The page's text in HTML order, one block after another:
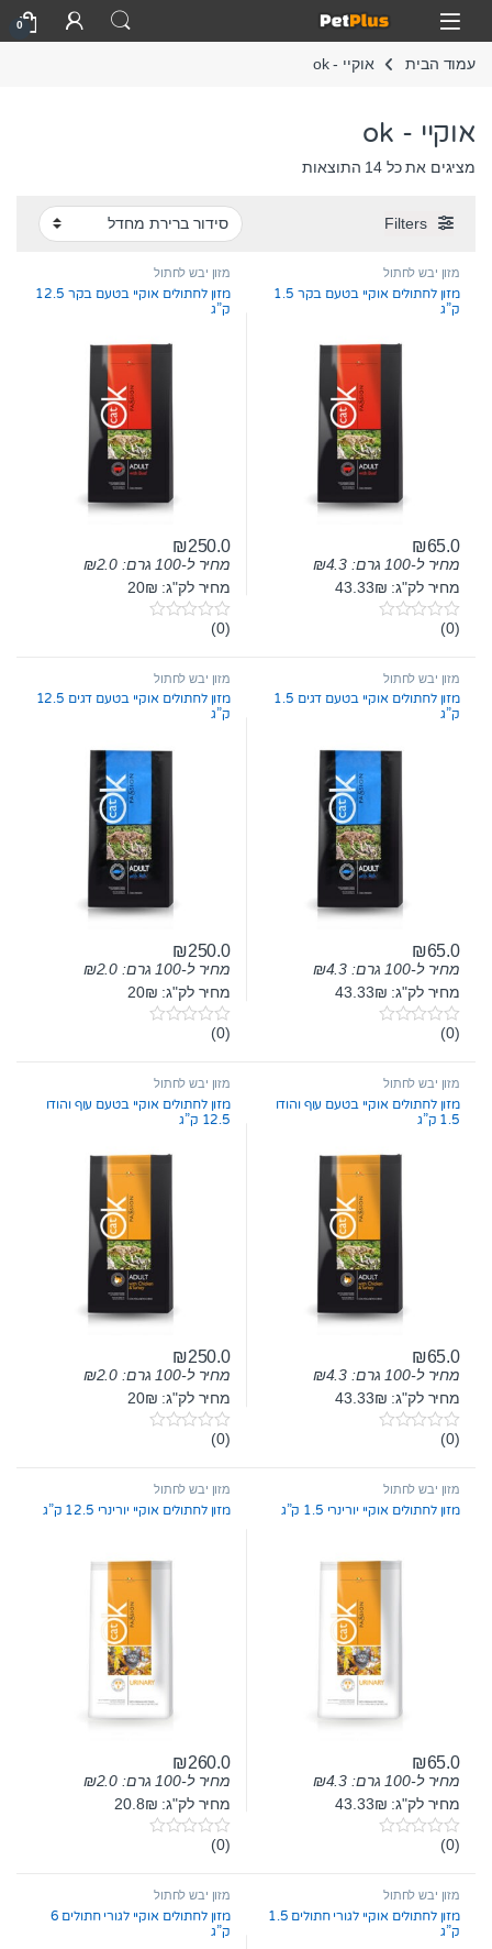
Skip to navigation
Skip to content
Open
0
עמוד הבית אוקיי - ok
אוקיי - ok
מציגים את כל ⁦14⁩ התוצאות
Filters
מזון יבש לחתול
מזון לחתולים אוקיי בטעם בקר 1.5
ק”ג
₪65.0
מחיר ל-100 גרם: ₪4.3
מחיר לק"ג: 43.33₪
0
t
o
f
5
(0)
מזון יבש לחתול
מזון לחתולים אוקיי בטעם בקר 12.5
ק”ג
₪250.0
מחיר ל-100 גרם: ₪2.0
מחיר לק"ג: 20₪
0
t
o
f
5
(0)
מזון יבש לחתול
מזון לחתולים אוקיי בטעם דגים 1.5
ק”ג
₪65.0
מחיר ל-100 גרם: ₪4.3
מחיר לק"ג: 43.33₪
0
t
o
f
5
(0)
מזון יבש לחתול
מזון לחתולים אוקיי בטעם דגים 12.5
ק”ג
₪250.0
מחיר ל-100 גרם: ₪2.0
מחיר לק"ג: 20₪
0
t
o
f
5
(0)
מזון יבש לחתול
מזון לחתולים אוקיי בטעם עוף והודו
1.5 ק”ג
₪65.0
מחיר ל-100 גרם: ₪4.3
מחיר לק"ג: 43.33₪
0
t
o
f
(0)
מזון יבש לחתול
מזון לחתולים אוקיי בטעם עוף והודו
12.5 ק”ג
₪250.0
מחיר ל-100 גרם: ₪2.0
מחיר לק"ג: 20₪
0
t
o
f
(0)
מזון יבש לחתול
מזון לחתולים אוקיי יורינרי 1.5 ק”ג
₪65.0
מחיר ל-100 גרם: ₪4.3
מחיר לק"ג: 43.33₪
0
t
f
5
(0)
מזון יבש לחתול
מזון לחתולים אוקיי יורינרי 12.5 ק”ג
₪260.0
מחיר ל-100 גרם: ₪2.0
מחיר לק"ג: 20.8₪
0
t
f
5
(0)
מזון יבש לחתול
מזון לחתולים אוקיי לגורי חתולים 1.5
ק”ג
מזון יבש לחתול
מזון לחתולים אוקיי לגורי חתולים 6
ק”ג